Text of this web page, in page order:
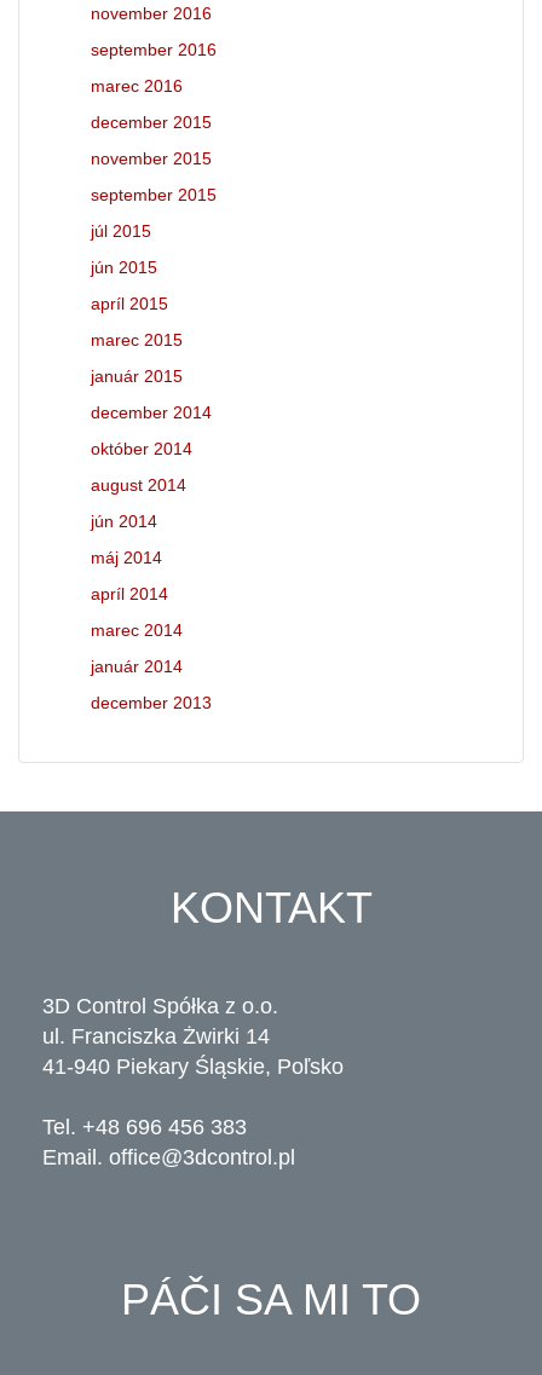
november 2016
september 2016
marec 2016
december 2015
november 2015
september 2015
júl 2015
jún 2015
apríl 2015
marec 2015
január 2015
december 2014
október 2014
august 2014
jún 2014
máj 2014
apríl 2014
marec 2014
január 2014
december 2013
KONTAKT
3D Control Spółka z o.o.
ul. Franciszka Żwirki 14
41-940 Piekary Śląskie, Poľsko
Tel. +48 696 456 383
Email. office@3dcontrol.pl
PÁČI SA MI TO